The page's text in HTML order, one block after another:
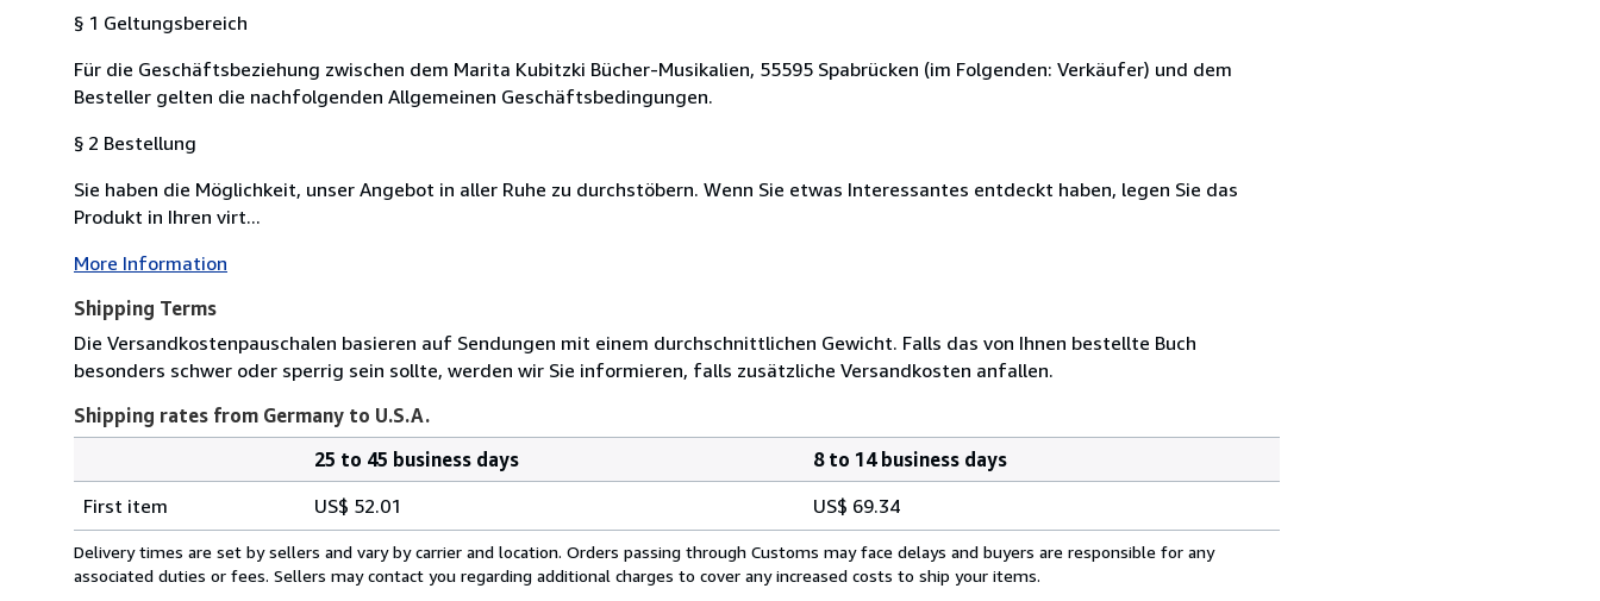
§ 1 Geltungsbereich
Für die Geschäftsbeziehung zwischen dem Marita Kubitzki Bücher-Musikalien, 55595 Spabrücken (im Folgenden: Verkäufer) und dem
Besteller gelten die nachfolgenden Allgemeinen Geschäftsbedingungen.
§ 2 Bestellung
Sie haben die Möglichkeit, unser Angebot in aller Ruhe zu durchstöbern. Wenn Sie etwas Interessantes entdeckt haben, legen Sie das
Produkt in Ihren virt...
More Information
Shipping Terms
Die Versandkostenpauschalen basieren auf Sendungen mit einem durchschnittlichen Gewicht. Falls das von Ihnen bestellte Buch
besonders schwer oder sperrig sein sollte, werden wir Sie informieren, falls zusätzliche Versandkosten anfallen.
Shipping rates from Germany to U.S.A.
rates
from
Germany
25 to 45 business days
8 to 14 business days
First item
US$ 52.01 US$ 69.34
Delivery times are set by sellers and vary by carrier and location. Orders passing through Customs may face delays and buyers are responsible for any
associated duties or fees. Sellers may contact you regarding additional charges to cover any increased costs to ship your items.